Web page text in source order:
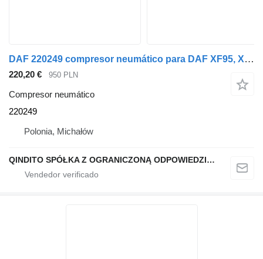
DAF 220249 compresor neumático para DAF XF95, XF 95 CF75 CF85 cabeza tractora
220,20 € 950 PLN
Compresor neumático
220249
Polonia, Michałów
QINDITO SPÓŁKA Z OGRANICZONĄ ODPOWIEDZIALNOŚCIĄ